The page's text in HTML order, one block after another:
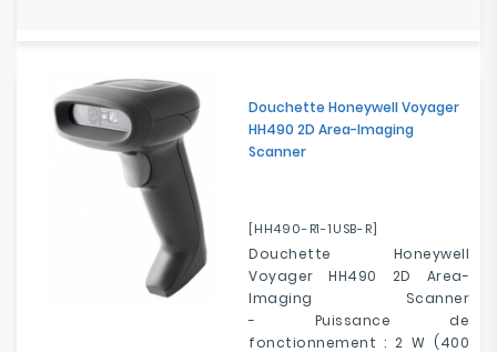
Douchette Honeywell Voyager
HH490 2D Area-Imaging
Scanner
[HH490-R1-1USB-R]
Douchette Honeywell
Voyager HH490 2D Area-
Imaging Scanner
- Puissance de
fonctionnement : 2 W (400